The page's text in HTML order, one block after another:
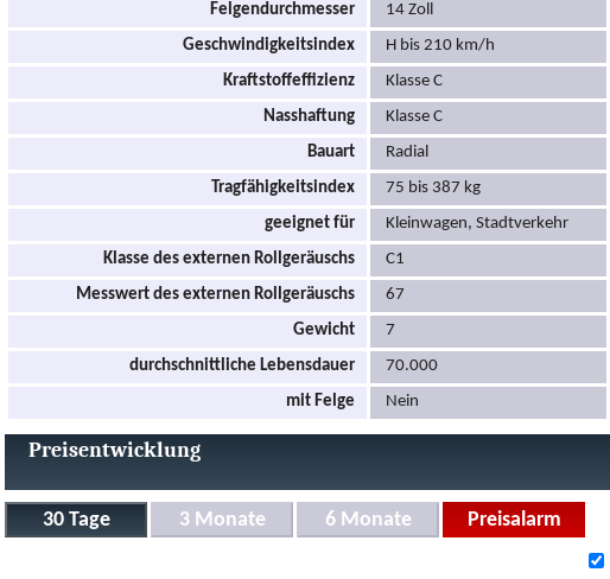
Felgendurchmesser
14 Zoll
Geschwindigkeitsindex
H bis 210 km/h
Kraftstoffeffizienz
Klasse C
Nasshaftung
Klasse C
Bauart
Radial
Tragfähigkeitsindex
75 bis 387 kg
geeignet für
Kleinwagen, Stadtverkehr
Klasse des externen Rollgeräuschs
C1
Messwert des externen Rollgeräuschs
67
Gewicht
7
durchschnittliche Lebensdauer
70.000
mit Felge
Nein
Preisentwicklung